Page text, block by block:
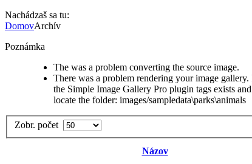
Nachádzaš sa tu:
DomovArchív
Poznámka
The was a problem converting the source image.
There was a problem rendering your image
the Simple Image Gallery Pro plugin tags exists
locate the folder: images/sampledata\parks\animals
Zobr. počet
Názov